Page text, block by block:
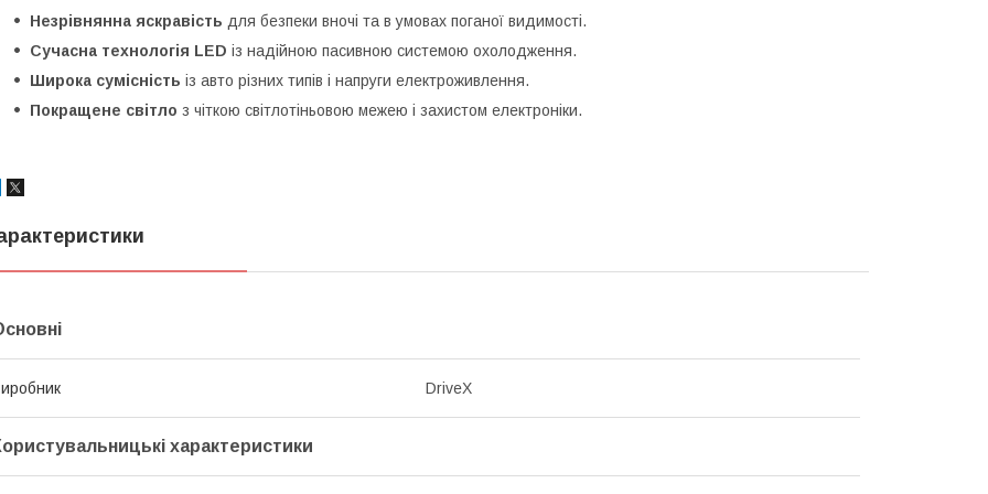
Незрівнянна яскравість для безпеки вночі та в умовах поганої видимості.
Сучасна технологія LED із надійною пасивною системою охолодження.
Широка сумісність із авто різних типів і напруги електроживлення.
Покращене світло з чіткою світлотіньовою межею і захистом електроніки.
DriveX
характеристики